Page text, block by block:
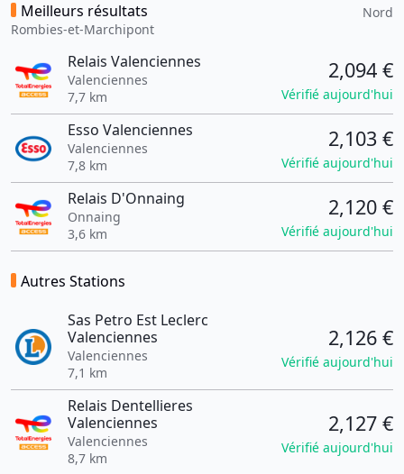
Meilleurs résultats
Rombies-et-Marchipont
Nord
Relais Valenciennes
Valenciennes
7,7 km
2,094 €
Vérifié aujourd'hui
Esso Valenciennes
Valenciennes
7,8 km
2,103 €
Vérifié aujourd'hui
Relais D'Onnaing
Onnaing
3,6 km
2,120 €
Vérifié aujourd'hui
Autres Stations
Sas Petro Est Leclerc
Valenciennes
Valenciennes
7,1 km
2,126 €
Vérifié aujourd'hui
Relais Dentellieres
Valenciennes
Valenciennes
8,7 km
2,127 €
Vérifié aujourd'hui